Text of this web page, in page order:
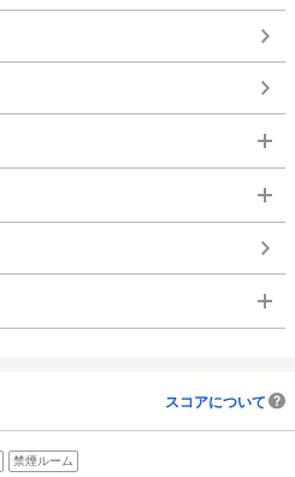
スコアについて
禁煙ルーム